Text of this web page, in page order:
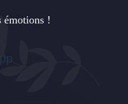
émotions !